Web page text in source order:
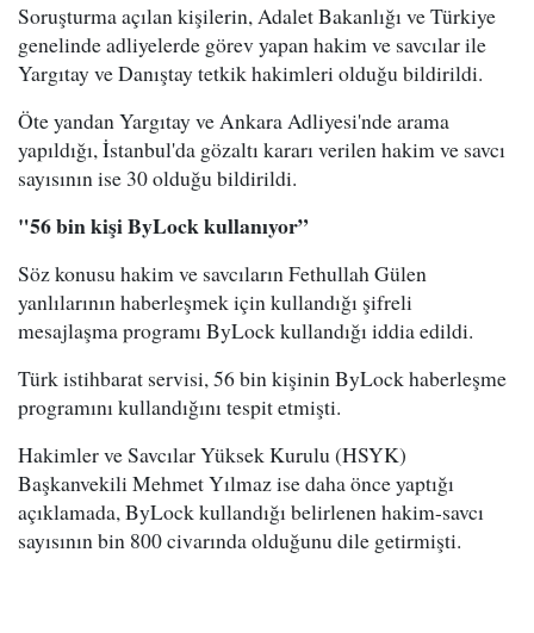
Soruşturma açılan kişilerin, Adalet Bakanlığı ve Türkiye
genelinde adliyelerde görev yapan hakim ve savcılar ile
Yargıtay ve Danıştay tetkik hakimleri olduğu bildirildi.
Öte yandan Yargıtay ve Ankara Adliyesi'nde arama
yapıldığı, İstanbul'da gözaltı kararı verilen hakim ve savcı
sayısının ise 30 olduğu bildirildi.
"56 bin kişi ByLock kullanıyor”
Söz konusu hakim ve savcıların Fethullah Gülen
yanlılarının haberleşmek için kullandığı şifreli
mesajlaşma programı ByLock kullandığı iddia edildi.
Türk istihbarat servisi, 56 bin kişinin ByLock haberleşme
programını kullandığını tespit etmişti.
Hakimler ve Savcılar Yüksek Kurulu (HSYK)
Başkanvekili Mehmet Yılmaz ise daha önce yaptığı
açıklamada, ByLock kullandığı belirlenen hakim-savcı
sayısının bin 800 civarında olduğunu dile getirmişti.